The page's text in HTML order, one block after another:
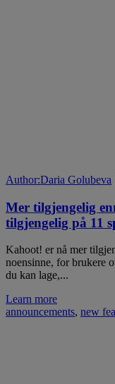
Author:Daria Golubeva
Mer tilgjengelig
tilgjengelig på 11
Kahoot! er nå mer
noensinne, for brukere
du kan lage,...
Learn more
announcements, new